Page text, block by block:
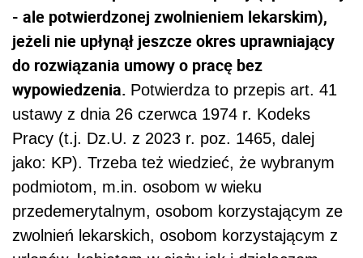
- ale potwierdzonej zwolnieniem lekarskim),
jeżeli nie upłynął jeszcze okres uprawniający
do rozwiązania umowy o pracę bez
wypowiedzenia. Potwierdza to przepis art. 41
ustawy z dnia 26 czerwca 1974 r. Kodeks
Pracy (t.j. Dz.U. z 2023 r. poz. 1465, dalej
jako: KP). Trzeba też wiedzieć, że wybranym
podmiotom, m.in. osobom w wieku
przedemerytalnym, osobom korzystającym ze
zwolnień lekarskich, osobom korzystającym z